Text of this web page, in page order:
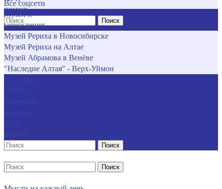
помочь
Поиск
Все соцсети
Музеи и
учреждения
Музей Рериха в Новосибирске
Музей Рериха на Алтае
Музей Абрамова в Венёве
"Наследие Алтая" - Верх-Уймон
Поиск
Поиск